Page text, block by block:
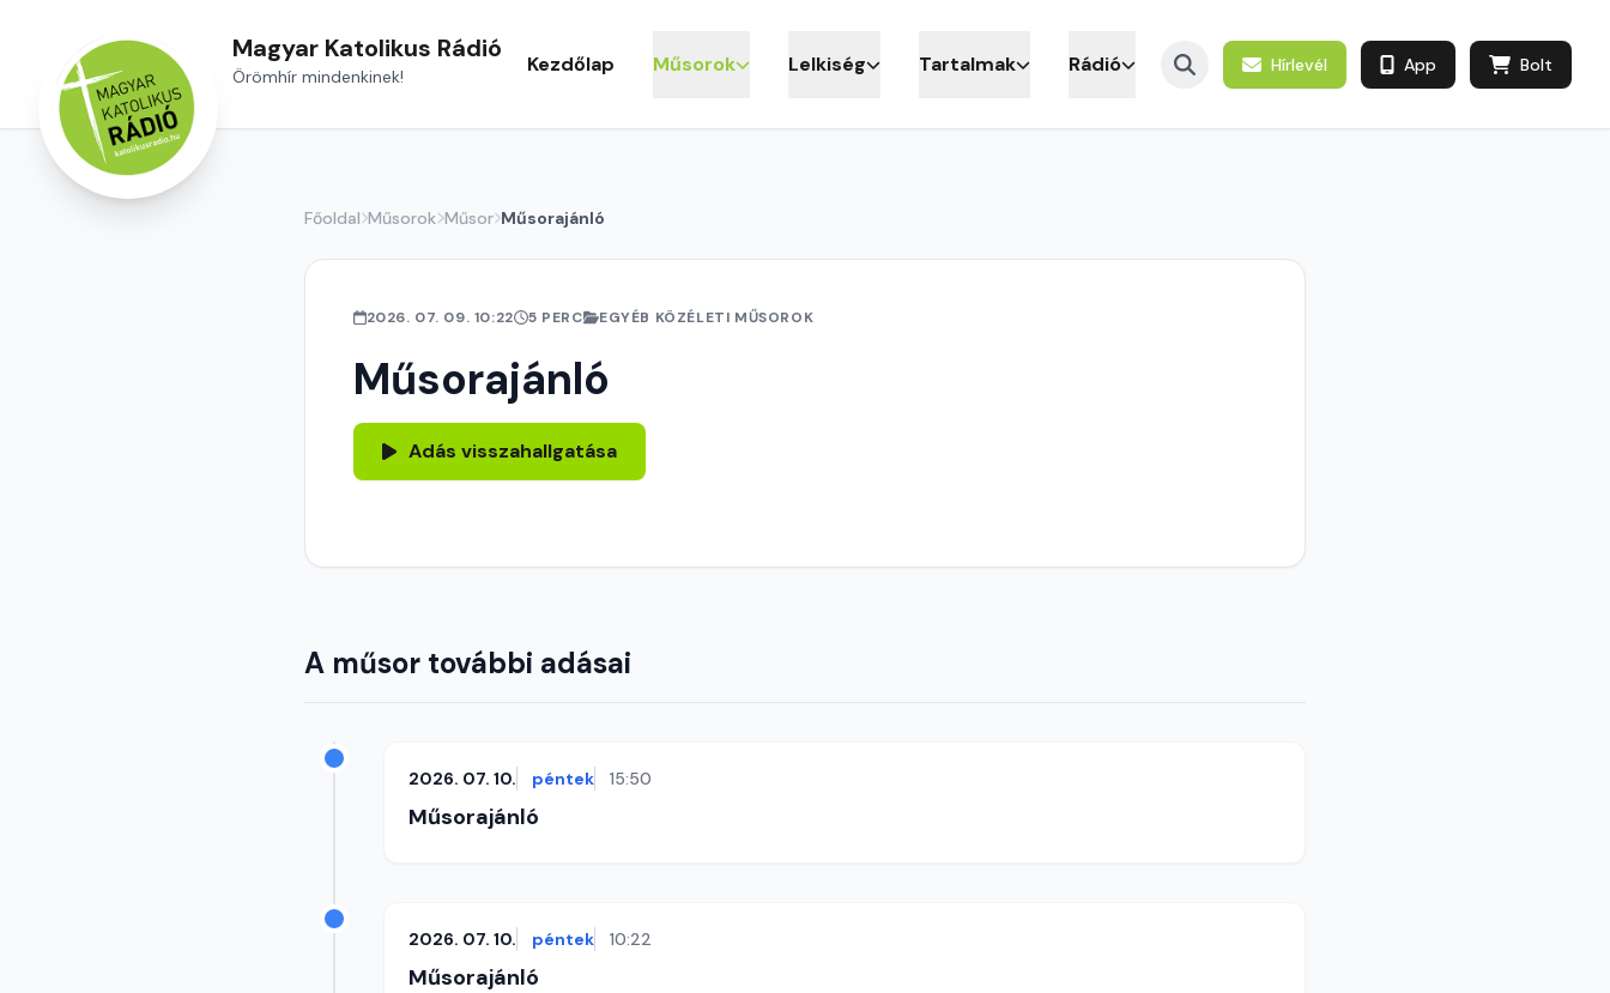
Magyar Katolikus Rádió
Örömhír mindenkinek! Kezdőlap Műsorok Lelkiség Tartalmak Rádió Hírlevél App Bolt
Főoldal Műsorok Műsor Műsorajánló
2026. 07. 09. 10:22 5 PERC EGYÉB KÖZÉLETI MŰSOROK
Műsorajánló
Adás visszahallgatása
A műsor további adásai
2026. 07. 10. péntek 15:50
Műsorajánló
2026. 07. 10. péntek 10:22
Műsorajánló